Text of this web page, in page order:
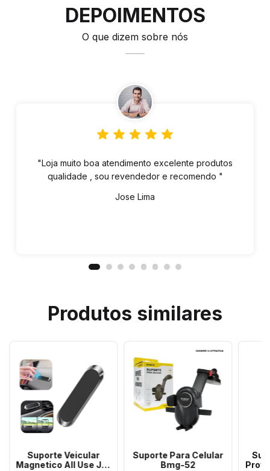
DEPOIMENTOS
O que dizem sobre nós
"Loja muito boa atendimento excelente produtos
qualidade , sou revendedor e recomendo "
Jose Lima
Produtos similares
Suporte Veicular
Magnetico All Use Jc-
Suporte Para Celular
Bmg-52